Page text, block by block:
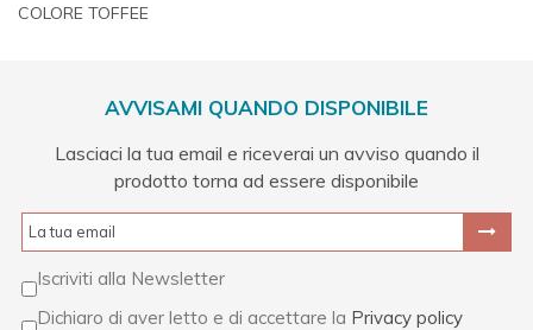
COLORE TOFFEE
AVVISAMI QUANDO DISPONIBILE
Lasciaci la tua email e riceverai un avviso quando il
prodotto torna ad essere disponibile
Iscriviti alla Newsletter
Dichiaro di aver letto e di accettare la Privacy policy